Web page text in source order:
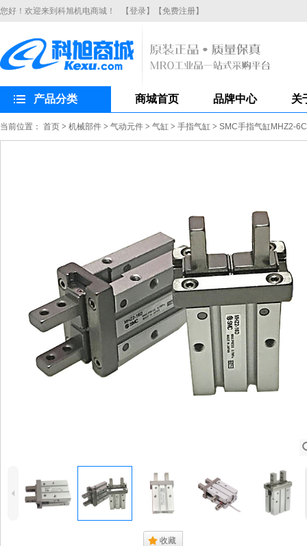
您好！欢迎来到科旭机电商城！ 【登录】 【免费注册】
产品分类 商城首页 品牌中心 关
当前位置： 首页 > 机械部件 > 气动元件 > 气缸 > 手指气缸 > SMC手指气缸MHZ2-
4
. 收藏